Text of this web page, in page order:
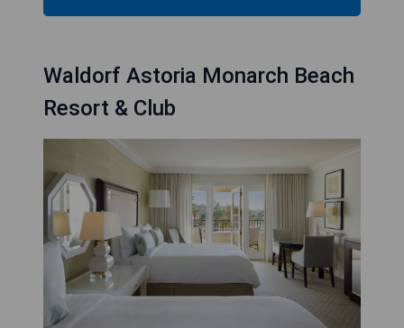
Waldorf Astoria Monarch Beach
Resort & Club